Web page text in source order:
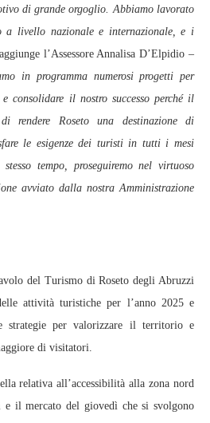
di grande orgoglio. Abbiamo lavorato
a livello nazionale e internazionale, e i
aggiunge l’Assessore Annalisa D’Elpidio–
in programma numerosi progetti per
consolidare il nostro successo perché il
rendere Roseto una destinazione di
le esigenze dei turisti in tutti i mesi
tempo, proseguiremo nel virtuoso
avviato dalla nostra Amministrazione
del Turismo di Roseto degli Abruzzi
attività turistiche per l’anno 2025 e
strategie per valorizzare il territorio e
di visitatori.
relativa all’accessibilità alla zona nord
il mercato del giovedì che si svolgono